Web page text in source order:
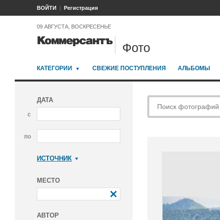
ВОЙТИ Регистрация
09 АВГУСТА, ВОСКРЕСЕНЬЕ
Фото
КАТЕГОРИИ СВЕЖИЕ ПОСТУПЛЕНИЯ АЛЬБОМЫ
ДАТА
с
по
ИСТОЧНИК
МЕСТО
АВТОР